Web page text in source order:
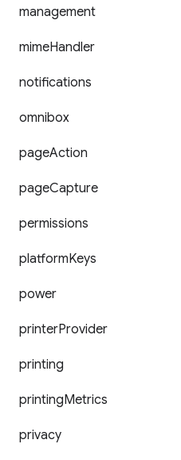
management
mimeHandler
notifications
omnibox
pageAction
pageCapture
permissions
platformKeys
power
printerProvider
printing
printingMetrics
privacy